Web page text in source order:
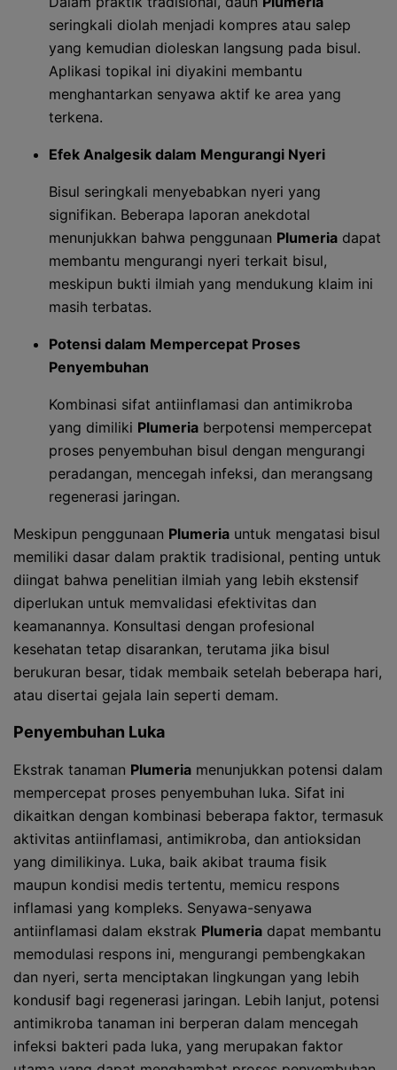
seringkali diolah menjadi kompres atau salep
yang kemudian dioleskan langsung pada bisul.
Aplikasi topikal ini diyakini membantu
menghantarkan senyawa aktif ke area yang
terkena.
Efek Analgesik dalam Mengurangi Nyeri
Bisul seringkali menyebabkan nyeri yang
signifikan. Beberapa laporan anekdotal
menunjukkan bahwa penggunaan Plumeria dapat
membantu mengurangi nyeri terkait bisul,
meskipun bukti ilmiah yang mendukung klaim ini
masih terbatas.
Potensi dalam Mempercepat Proses
Penyembuhan
Kombinasi sifat antiinflamasi dan antimikroba
yang dimiliki Plumeria berpotensi mempercepat
proses penyembuhan bisul dengan mengurangi
peradangan, mencegah infeksi, dan merangsang
regenerasi jaringan.
Meskipun penggunaan Plumeria untuk mengatasi bisul
memiliki dasar dalam praktik tradisional, penting untuk
diingat bahwa penelitian ilmiah yang lebih ekstensif
diperlukan untuk memvalidasi efektivitas dan
keamanannya. Konsultasi dengan profesional
kesehatan tetap disarankan, terutama jika bisul
berukuran besar, tidak membaik setelah beberapa hari,
atau disertai gejala lain seperti demam.
Penyembuhan Luka
Ekstrak tanaman Plumeria menunjukkan potensi dalam
mempercepat proses penyembuhan luka. Sifat ini
dikaitkan dengan kombinasi beberapa faktor, termasuk
aktivitas antiinflamasi, antimikroba, dan antioksidan
yang dimilikinya. Luka, baik akibat trauma fisik
maupun kondisi medis tertentu, memicu respons
inflamasi yang kompleks. Senyawa-senyawa
antiinflamasi dalam ekstrak Plumeria dapat membantu
memodulasi respons ini, mengurangi pembengkakan
dan nyeri, serta menciptakan lingkungan yang lebih
kondusif bagi regenerasi jaringan. Lebih lanjut, potensi
antimikroba tanaman ini berperan dalam mencegah
infeksi bakteri pada luka, yang merupakan faktor